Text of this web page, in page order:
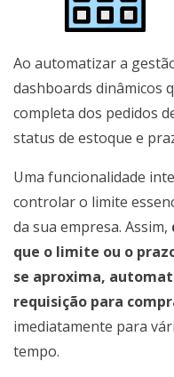
Ao automatizar a
dashboards dinâmicos
completa dos pedidos
status de estoque e
Uma funcionalidade
controlar o limite
da sua empresa. Assim,
que o limite ou o
se aproxima,
requisição para
imediatamente para
tempo.